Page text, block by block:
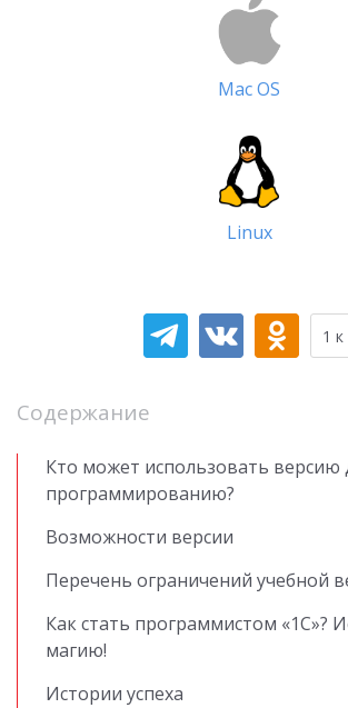
Mac OS
Linux
1 к
Содержание
Кто может использовать версию
программированию?
Возможности версии
Перечень ограничений учебной
Как стать программистом «1С»?
магию!
Истории успеха